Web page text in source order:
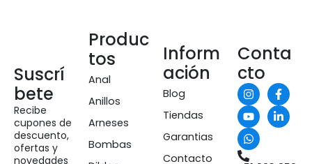
Suscrí
bete
Recibe
cupones de
descuento,
ofertas y
novedades
Produc
tos
Anal
Anillos
Arneses
Bombas
Inform
ación
Blog
Tiendas
Garantias
Contacto
Conta
cto